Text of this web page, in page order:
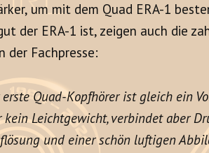
um mit dem Quad ERA-1
der ERA-1 ist, zeigen auch die
der Fachpresse:
erste Quad-Kopfhörer ist gleich ein
Leichtgewicht, verbindet aber
und einer schön luftigen